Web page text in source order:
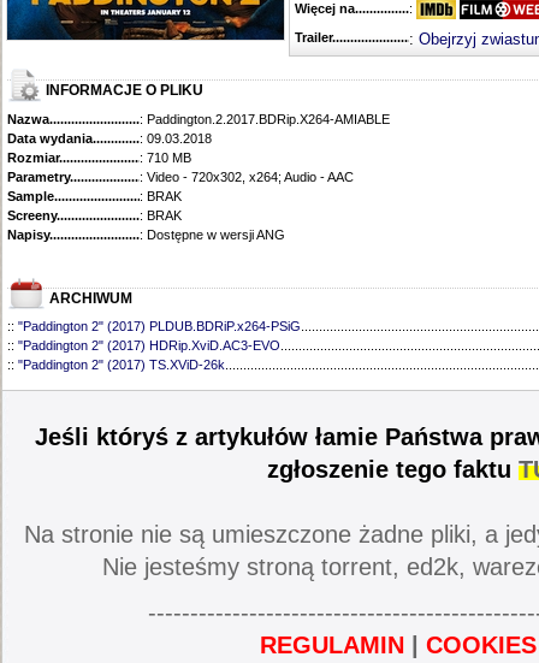
Więcej na........................................
:
Trailer...........................................
: Obejrzyj
INFORMACJE O PLIKU
Nazwa.............................................: Paddington.2.2017.BDRip.X264-AMIABLE
Data wydania......................................
: 09.03.2018
Rozmiar...........................................
: 710 MB
Parametry.........................................: Video - 720x302, x264; Audio - AAC
Sample............................................
: BRAK
Screeny...........................................
: BRAK
Napisy............................................: Dostępne w wersji ANG
ARCHIWUM
:: "Paddington 2" (2017) PLDUB.BDRiP.x264-PSiG
:: "Paddington 2" (2017) HDRip.XviD.AC3-EVO
:: "Paddington 2" (2017) TS.XViD-26k
Jeśli któryś z artykułów łamie Państwa
zgłoszenie tego faktu
Na stronie nie są umieszczone żadne pliki, a
Nie jesteśmy stroną torrent, ed2k,
REGULAMIN
COOKIES